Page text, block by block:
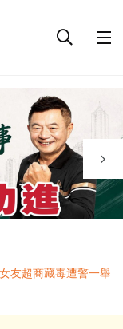
友超商藏毒遭警一舉